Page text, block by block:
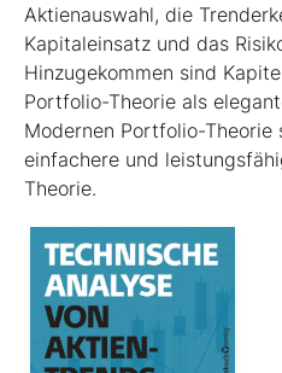
Aktienauswahl, die
Kapitaleinsatz und das
Hinzugekommen sind
Portfolio-Theorie als
Modernen Portfolio-Theorie
einfachere und
Theorie.